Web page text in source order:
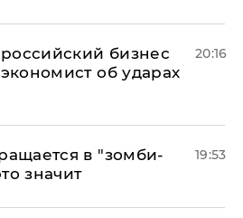
бизнес
экономист об ударах
20:16
в "зомби-
значит
19:53